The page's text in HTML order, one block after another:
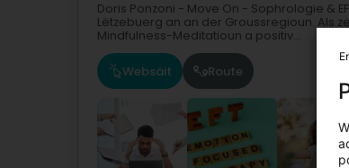
Doris Ponzoni - Move On - Sophrologie &
Lëtzebuerg an an der Groussregioun. Als
Mindfulness-Meditatioun a positiv...
Websäit Route